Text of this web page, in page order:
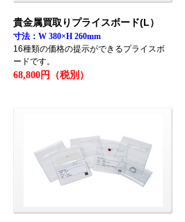
貴金属買取りプライスボード(L）
寸法：W 380×H 260mm
16種類の価格の提示ができるプライスボ
ードです。
68,800円（税別）